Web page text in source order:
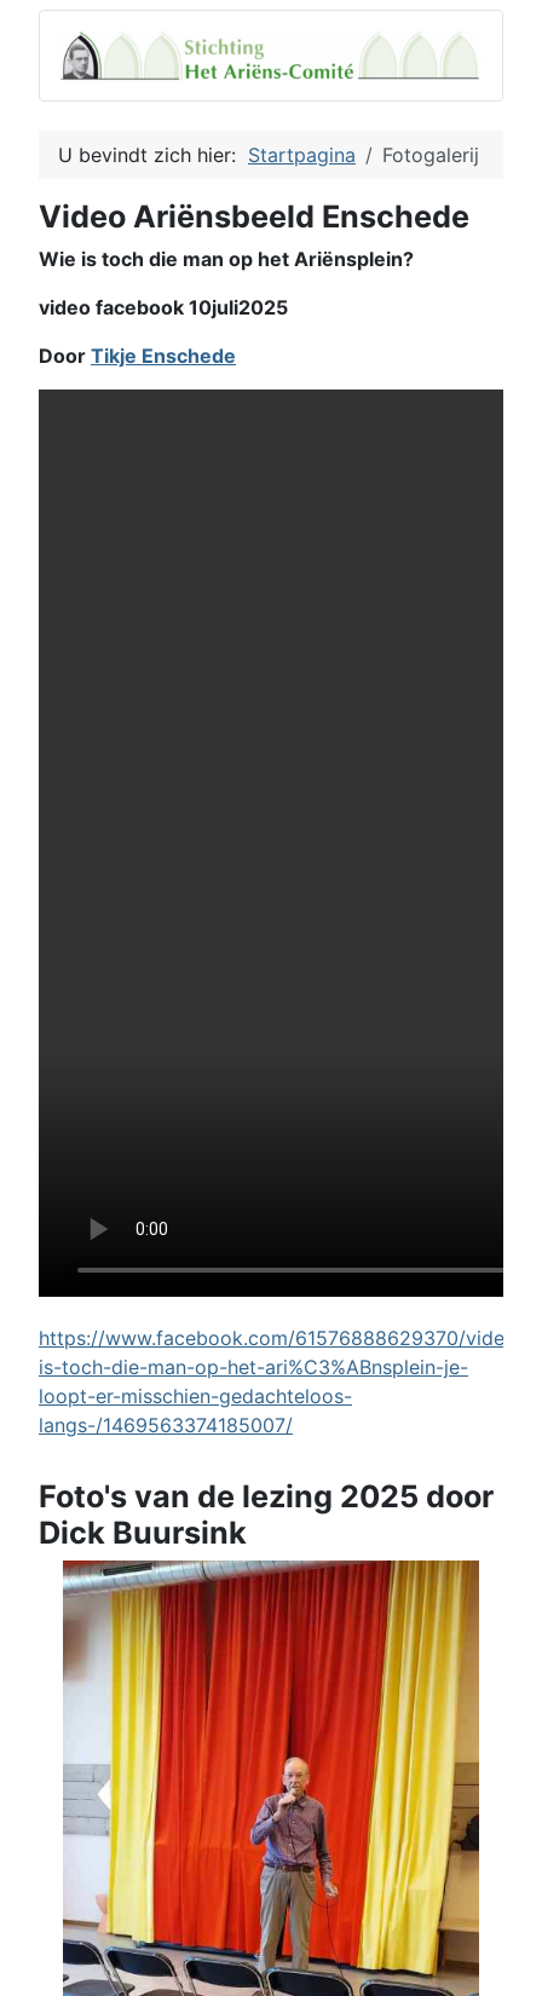
U bevindt zich hier: Startpagina Fotogalerij
Video Ariënsbeeld Enschede
Wie is toch die man op het Ariënsplein?
video facebook 10juli2025
Door Tikje Enschede
https://www.facebook.com/61576888629370/videos/
is-toch-die-man-op-het-ari%C3%ABnsplein-je-
loopt-er-misschien-gedachteloos-
langs-/1469563374185007/
Foto's van de lezing 2025 door
Dick Buursink